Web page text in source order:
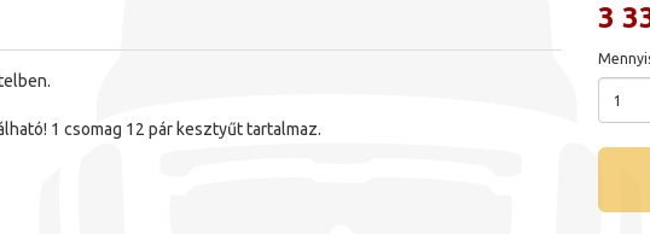
1 csomag 12 pár kesztyűt tartalmaz.
3